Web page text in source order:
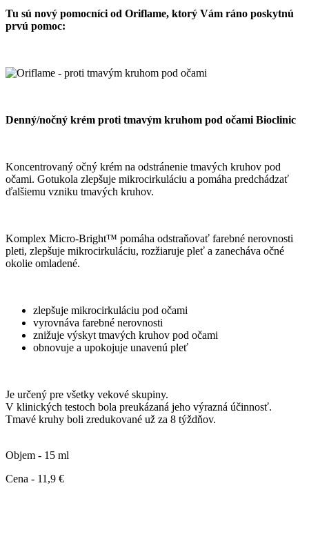
Tu sú nový pomocníci od Oriflame, ktorý Vám ráno poskytnú
prvú pomoc:
Denný/nočný krém proti tmavým kruhom pod očami Bioclinic
Koncentrovaný očný krém na odstránenie tmavých kruhov pod
očami. Gotukola zlepšuje mikrocirkuláciu a pomáha predchádzať
ďalšiemu vzniku tmavých kruhov.
Komplex Micro-Bright™ pomáha odstraňovať farebné nerovnosti
pleti, zlepšuje mikrocirkuláciu, rozžiaruje pleť a zanecháva očné
okolie omladené.
zlepšuje mikrocirkuláciu pod očami
vyrovnáva farebné nerovnosti
znižuje výskyt tmavých kruhov pod očami
obnovuje a upokojuje unavenú pleť
Je určený pre všetky vekové skupiny.
V klinických testoch bola preukázaná jeho výrazná účinnosť.
Tmavé kruhy boli zredukované už za 8 týždňov.
Objem - 15 ml
Cena - 11,9 €